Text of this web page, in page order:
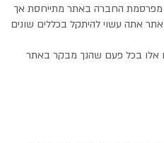
מפרסמת החברה באתר מתייחסת אך
אתה עשוי להיתקל בכללים שונים
אלו בכל פעם שהנך מבקר באתר